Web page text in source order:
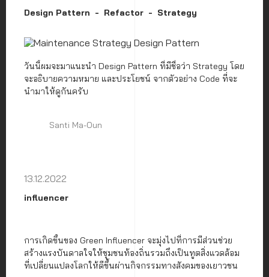
Design Pattern Refactor Strategy
วันนี้ผมจะมาแนะนำ Design Pattern ที่มีชื่อว่า Strategy โดย
จะอธิบายความหมาย และประโยชน์ จากตัวอย่าง Code ที่จะ
นำมาให้ดูกันครับ
Santi Ma-Oun
13.12.2022
influencer
การเกิดขึ้นของ Green Influencer จะมุ่งไปที่การมีส่วนช่วย
สร้างแรงบันดาลใจให้ชุมชนท้องถิ่นรวมถึงเป็นทูตสิ่งแวดล้อม
ที่เปลี่ยนแปลงโลกให้ดีขึ้นผ่านกิจกรรมทางสังคมของเยาวชน